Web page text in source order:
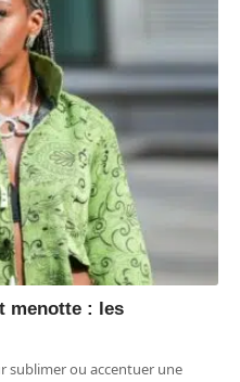
menotte : les
sublimer ou accentuer une